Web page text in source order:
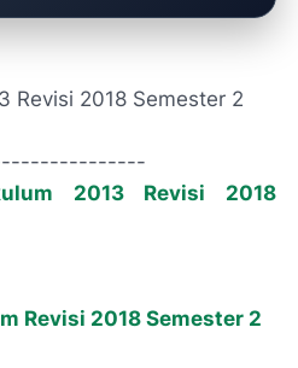
Revisi 2018 Semester 2
2013 Revisi 2018
Revisi 2018 Semester 2